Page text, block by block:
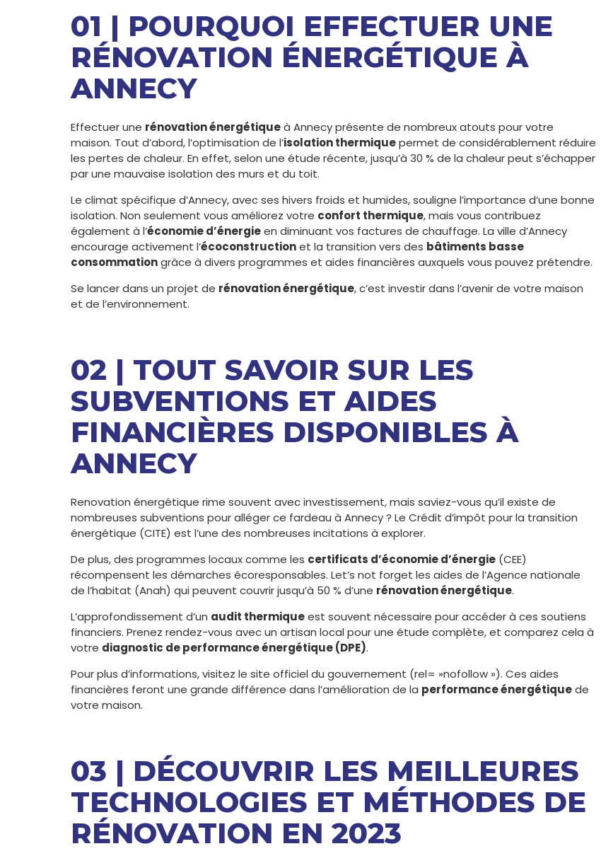
01 | POURQUOI EFFECTUER UNE
RÉNOVATION ÉNERGÉTIQUE À
ANNECY
Effectuer une rénovation énergétiqueà Annecy présente de nombreux atouts pour votre
maison. Tout d’abord, l’optimisation de l’isolation thermiquepermet de considérablement réduire
les pertes de chaleur. En effet, selon une étude récente, jusqu’à 30 % de la chaleur peut s’échapper
par une mauvaise isolation des murs et du toit.
Le climat spécifique d’Annecy, avec ses hivers froids et humides, souligne l’importance d’une bonne
isolation. Non seulement vous améliorez votre confort thermique, mais vous contribuez
également à l’économie d’énergieen diminuant vos factures de chauffage. La ville d’Annecy
encourage activement l’écoconstructionet la transition vers des bâtiments basse
consommationgrâce à divers programmes et aides financières auxquels vous pouvez prétendre.
Se lancer dans un projet de rénovation énergétique, c’est investir dans l’avenir de votre maison
et de l’environnement.
02 | TOUT SAVOIR SUR LES
SUBVENTIONS ET AIDES
FINANCIÈRES DISPONIBLES À
ANNECY
Renovation énergétique rime souvent avec investissement, mais saviez-vous qu’il existe de
nombreuses subventions pour alléger ce fardeau à Annecy ? Le Crédit d’impôt pour la transition
énergétique (CITE) est l’une des nombreuses incitations à explorer.
De plus, des programmes locaux comme les certificats d’économie d’énergie (CEE)
récompensent les démarches écoresponsables. Let’s not forget les aides de l’Agence nationale
de l’habitat (Anah) qui peuvent couvrir jusqu’à 50 % d’une rénovation énergétique.
L’approfondissement d’un audit thermiqueest souvent nécessaire pour accéder à ces soutiens
financiers. Prenez rendez-vous avec un artisan local pour une étude complète, et comparez cela à
votre diagnostic de performance énergétique (DPE).
Pour plus d’informations, visitez le site officiel du gouvernement (rel= »nofollow »). Ces aides
financières feront une grande différence dans l’amélioration de la performance énergétiquede
votre maison.
03 | DÉCOUVRIR LES MEILLEURES
TECHNOLOGIES ET MÉTHODES DE
RÉNOVATION EN 2023